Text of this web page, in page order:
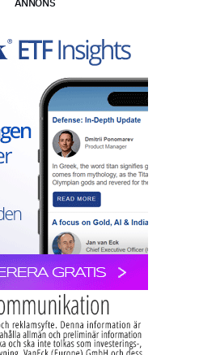
ANNONS